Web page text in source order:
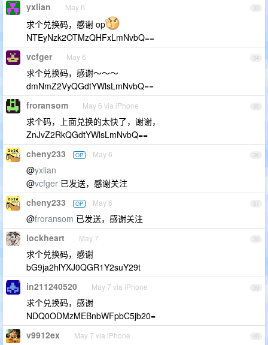
33
yxlian May 6
求个兑换码，感谢 op
NTEyNzk2OTMzQHFxLmNvbQ==
34
vcfger May 6
求个兑换码，感谢～～～
dmNmZ2VyQGdtYWlsLmNvbQ==
35
froransom May 6 via iPhone
求个码，上面兑换的太快了，谢谢，
ZnJvZ2RkQGdtYWlsLmNvbQ==
36
cheny233 OP May 6
@yxlian
@vcfger 已发送，感谢关注
37
cheny233 OP May 6
@froransom 已发送，感谢关注
38
lockheart May 7
求个兑换码，感谢
bG9ja2hlYXJ0QGR1Y2suY29t
39
in211240520 May 7 via iPhone
求个兑换码，感谢
NDQ0ODMzMEBnbWFpbC5jb20=
40
v9912ex May 7 via iPhone